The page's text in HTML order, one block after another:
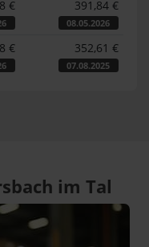
€ 391,84 €
08.05.2026
€ 352,61 €
07.08.2025
im Tal